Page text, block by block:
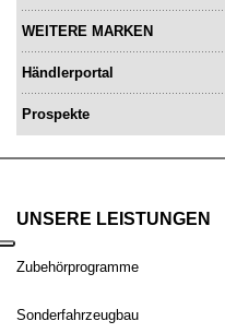
WEITERE MARKEN
Händlerportal
Prospekte
UNSERE LEISTUNGEN
Zubehörprogramme
Sonderfahrzeugbau